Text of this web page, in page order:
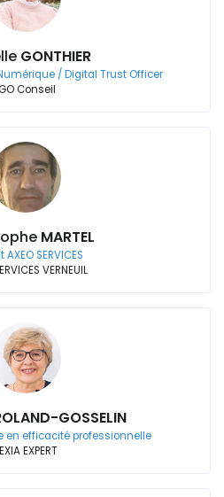
GONTHIER
/ Digital Trust Officer
Conseil
MARTEL
SERVICES
VERNEUIL
GOSSELIN
en efficacité professionnelle
EXPERT